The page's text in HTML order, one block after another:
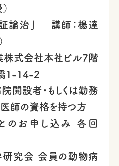
論治」 講師：楊達
株式会社本社ビル7階
1-14-2
開設者・もしくは勤務
医師の資格を持つ方
のお申し込み 各回
研究会 会員の動物病